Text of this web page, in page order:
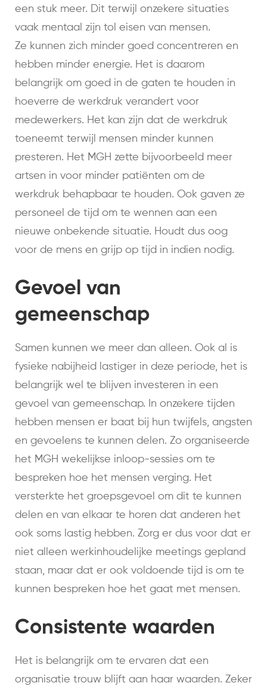
een stuk meer. Dit terwijl onzekere situaties
vaak mentaal zijn tol eisen van mensen.
Ze kunnen zich minder goed concentreren en
hebben minder energie. Het is daarom
belangrijk om goed in de gaten te houden in
hoeverre de werkdruk verandert voor
medewerkers. Het kan zijn dat de werkdruk
toeneemt terwijl mensen minder kunnen
presteren. Het MGH zette bijvoorbeeld meer
artsen in voor minder patiënten om de
werkdruk behapbaar te houden. Ook gaven ze
personeel de tijd om te wennen aan een
nieuwe onbekende situatie. Houdt dus oog
voor de mens en grijp op tijd in indien nodig.
Gevoel van
gemeenschap
Samen kunnen we meer dan alleen. Ook al is
fysieke nabijheid lastiger in deze periode, het is
belangrijk wel te blijven investeren in een
gevoel van gemeenschap. In onzekere tijden
hebben mensen er baat bij hun twijfels, angsten
en gevoelens te kunnen delen. Zo organiseerde
het MGH wekelijkse inloop-sessies om te
bespreken hoe het mensen verging. Het
versterkte het groepsgevoel om dit te kunnen
delen en van elkaar te horen dat anderen het
ook soms lastig hebben. Zorg er dus voor dat er
niet alleen werkinhoudelijke meetings gepland
staan, maar dat er ook voldoende tijd is om te
kunnen bespreken hoe het gaat met mensen.
Consistente waarden
Het is belangrijk om te ervaren dat een
organisatie trouw blijft aan haar waarden. Zeker